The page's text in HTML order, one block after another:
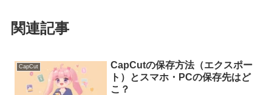
関連記事
CapCut
CapCutの保存方法（エクスポー
ト）とスマホ・PCの保存先はど
こ？